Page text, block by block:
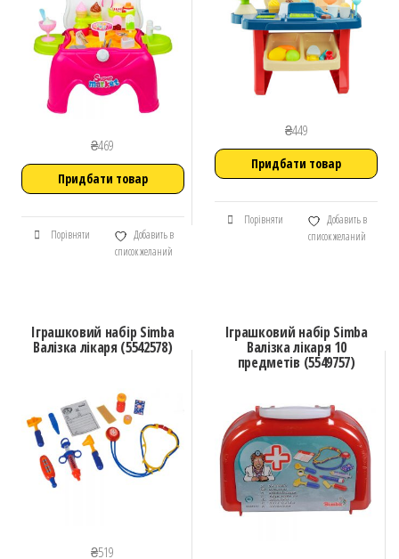
₴469
Придбати товар
Порівняти
Добавить в
список желаний
₴449
Придбати товар
Порівняти
Добавить в
список желаний
Іграшковий набір Simba
Валізка лікаря (5542578)
₴519
Іграшковий набір Simba
Валізка лікаря 10
предметів (5549757)